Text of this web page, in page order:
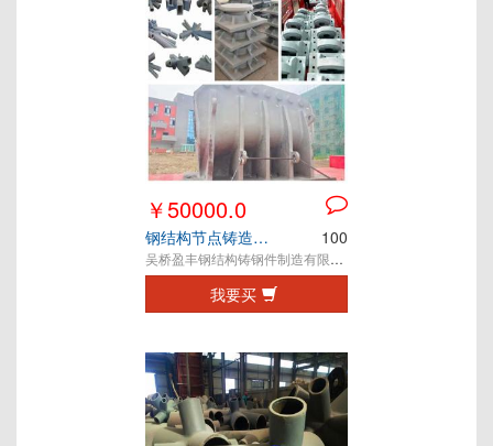
￥50000.0
钢结构节点铸造件 铸钢件 铸钢节点 100
吴桥盈丰钢结构铸钢件制造有限公司
我要买